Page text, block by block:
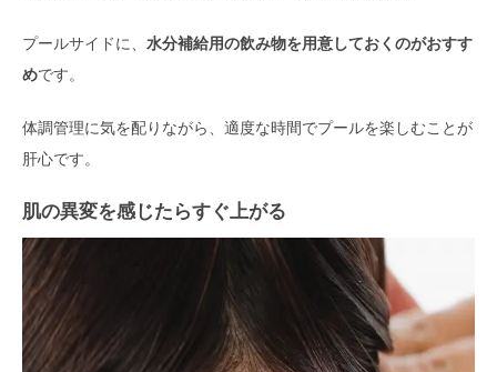
プールサイドに、 水分補給用の飲み物を用意しておくのがおすす
めです。
体調管理に気を配りながら、適度な時間でプールを楽しむことが
肝心です。
肌の異変を感じたらすぐ上がる